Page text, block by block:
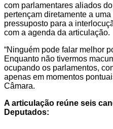
com parlamentares aliados
pertençam diretamente a
pressuposto para a
com a agenda da articulação.
“Ninguém pode falar melhor
Enquanto não tivermos
ocupando os parlamentos,
apenas em momentos
Câmara.
A articulação reúne seis
Deputados: